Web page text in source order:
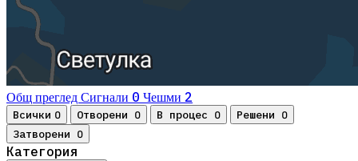
Общ преглед Сигнали 0 Чешми 2
Всички 0 Отворени 0 В процес 0 Решени 0
Затворени 0
Категория